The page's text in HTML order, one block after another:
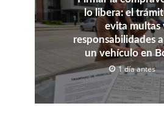
lo libera: el
evita multas
responsabilidades
un vehículo en
1 día antes